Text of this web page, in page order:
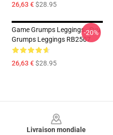
26,63 €$28.95
Game Grumps Leggings - Svu
Grumps Leggings RB2507
26,63 €$28.95
-20%
Livraison mondiale